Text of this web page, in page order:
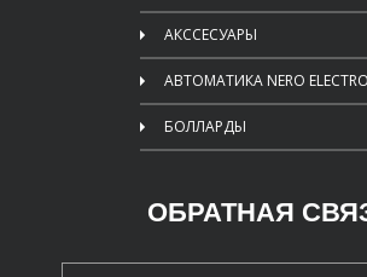
АКССЕСУАРЫ
АВТОМАТИКА NERO
БОЛЛАРДЫ
ОБРАТНАЯ